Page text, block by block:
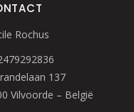
Rochus
137
Vilvoorde – België